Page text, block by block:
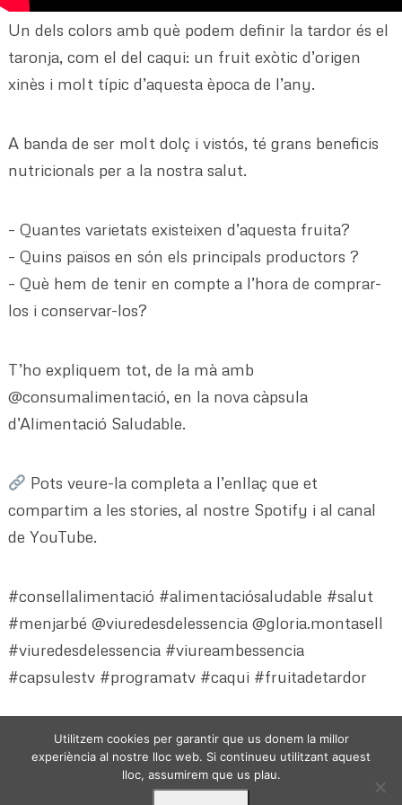
Un dels colors amb què podem definir la tardor és el
taronja, com el del caqui: un fruit exòtic d’origen
xinès i molt típic d’aquesta època de l’any.
A banda de ser molt dolç i vistós, té grans beneficis
nutricionals per a la nostra salut.
– Quantes varietats existeixen d’aquesta fruita?
– Quins països en són els principals productors ?
– Què hem de tenir en compte a l’hora de comprar-
los i conservar-los?
T’ho expliquem tot, de la mà amb
@consumalimentació, en la nova càpsula
d’Alimentació Saludable.
Pots veure-la completa a l’enllaç que et
compartim a les stories, al nostre Spotify i al canal
de YouTube.
#consellalimentació #alimentaciósaludable #salut
#menjarbé @viuredesdelessencia @gloria.montasell
#viuredesdelessencia #viureambessencia
#capsulestv #programatv #caqui #fruitadetardor
Utilitzem cookies per garantir que us donem la millor
experiència al nostre lloc web. Si continueu utilitzant aquest
lloc, assumirem que us plau.